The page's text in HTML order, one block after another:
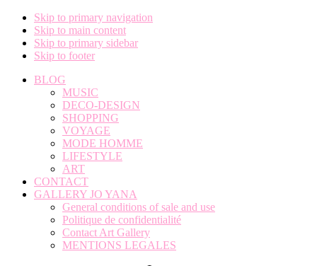
Skip to primary navigation
Skip to main content
Skip to primary sidebar
Skip to footer
BLOG
MUSIC
DECO-DESIGN
SHOPPING
VOYAGE
MODE HOMME
LIFESTYLE
ART
CONTACT
GALLERY JO YANA
General conditions of sale and use
Politique de confidentialité
Contact Art Gallery
MENTIONS LEGALES